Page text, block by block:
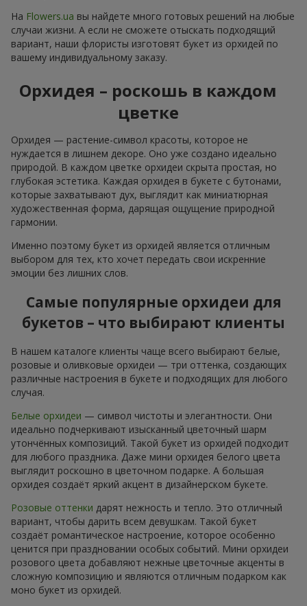
На Flowers.ua вы найдете много готовых решений на любые
случаи жизни. А если не сможете отыскать подходящий
вариант, наши флористы изготовят букет из орхидей по
вашему индивидуальному заказу.
Орхидея – роскошь в каждом
цветке
Орхидея — растение-символ красоты, которое не
нуждается в лишнем декоре. Оно уже создано идеально
природой. В каждом цветке орхидеи скрыта простая, но
глубокая эстетика. Каждая орхидея в букете с бутонами,
которые захватывают дух, выглядит как миниатюрная
художественная форма, дарящая ощущение природной
гармонии.
Именно поэтому букет из орхидей является отличным
выбором для тех, кто хочет передать свои искренние
эмоции без лишних слов.
Самые популярные орхидеи для
букетов – что выбирают клиенты
В нашем каталоге клиенты чаще всего выбирают белые,
розовые и оливковые орхидеи — три оттенка, создающих
различные настроения в букете и подходящих для любого
случая.
Белые орхидеи — символ чистоты и элегантности. Они
идеально подчеркивают изысканный цветочный шарм
утончённых композиций. Такой букет из орхидей подходит
для любого праздника. Даже мини орхидея белого цвета
выглядит роскошно в цветочном подарке. А большая
орхидея создаёт яркий акцент в дизайнерском букете.
Розовые оттенки дарят нежность и тепло. Это отличный
вариант, чтобы дарить всем девушкам. Такой букет
создаёт романтическое настроение, которое особенно
ценится при праздновании особых событий. Мини орхидеи
розового цвета добавляют нежные цветочные акценты в
сложную композицию и являются отличным подарком как
моно букет из орхидей.